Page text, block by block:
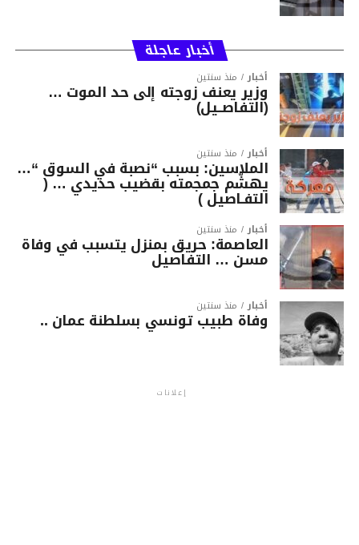
أخبار عاجلة
أخبار منذ سنتين
وزير يعنف زوجته إلى حد الموت …
(التفاصــيل)
أخبار منذ سنتين
الملاسين: بسبب “نصبة في السوق “…
يهشّم جمجمته بقضيب حديدي … (
التفـاصيل )
أخبار منذ سنتين
العاصمة: حريق بمنزل يتسبب في وفاة
مسن … التفاصيل
أخبار منذ سنتين
وفاة طبيب تونسي بسلطنة عمان ..
إعلانات